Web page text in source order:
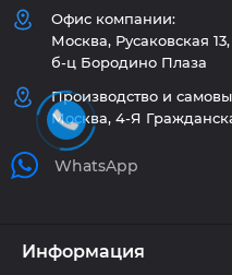
Офис компании:
Москва, Русаковская 13,
б-ц Бородино Плаза
Производство и
Москва, 4-Я
WhatsApp
Информация